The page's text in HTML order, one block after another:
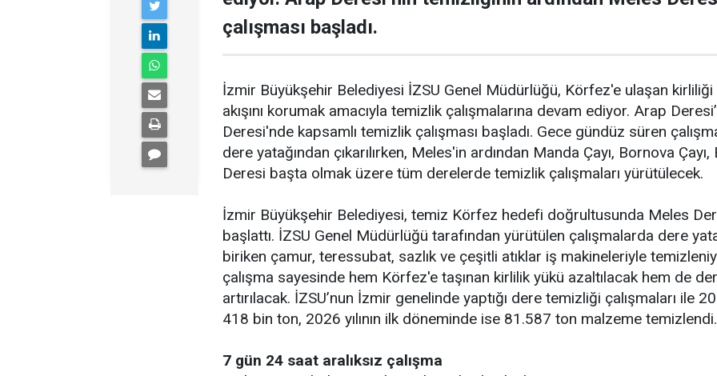
çalışması başladı.
İzmir Büyükşehir Belediyesi İZSU Genel Müdürlüğü, Körfez'e ulaşan kirliliği
akışını korumak amacıyla temizlik çalışmalarına devam ediyor. Arap
Deresi'nde kapsamlı temizlik çalışması başladı. Gece gündüz süren
dere yatağından çıkarılırken, Meles'in ardından Manda Çayı, Bornova
Deresi başta olmak üzere tüm derelerde temizlik çalışmaları yürütülecek.
İzmir Büyükşehir Belediyesi, temiz Körfez hedefi doğrultusunda Meles
başlattı. İZSU Genel Müdürlüğü tarafından yürütülen çalışmalarda dere
biriken çamur, teressubat, sazlık ve çeşitli atıklar iş makineleriyle
çalışma sayesinde hem Körfez'e taşınan kirlilik yükü azaltılacak hem de
artırılacak. İZSU’nun İzmir genelinde yaptığı dere temizliği çalışmaları ile
418 bin ton, 2026 yılının ilk döneminde ise 81.587 ton malzeme temizlendi.
7 gün 24 saat aralıksız çalışma